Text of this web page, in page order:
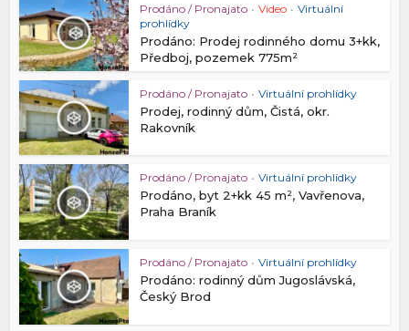
Prodáno / Pronajato • Video • Virtuální
prohlídky
Prodáno: Prodej rodinného domu 3+kk,
Předboj, pozemek 775m²
Prodáno / Pronajato • Virtuální prohlídky
Prodej, rodinný dům, Čistá, okr.
Rakovník
Prodáno / Pronajato • Virtuální prohlídky
Prodáno, byt 2+kk 45 m², Vavřenova,
Praha Braník
Prodáno / Pronajato • Virtuální prohlídky
Prodáno: rodinný dům Jugoslávská,
Český Brod